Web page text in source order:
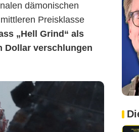
dämonischen
Preisklasse
„Hell Grind“ als
Dollar verschlungen